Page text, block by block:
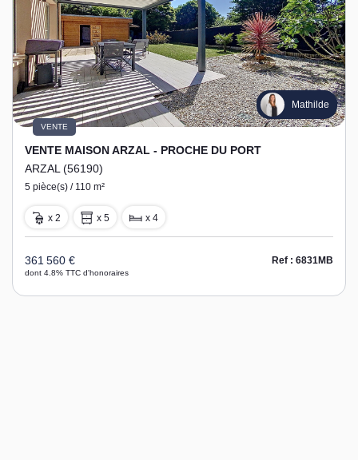
Mathilde
VENTE
VENTE MAISON ARZAL - PROCHE DU PORT
ARZAL (56190)
5 pièce(s) / 110 m²
x 2 x 5 x 4
361 560 €
dont 4.8% TTC d'honoraires
Ref : 6831MB